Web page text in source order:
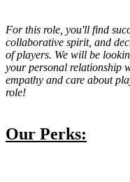
For this role, you'll find
collaborative spirit, and
of players. We will be
your personal relationship
empathy and care about
role!
Our Perks: